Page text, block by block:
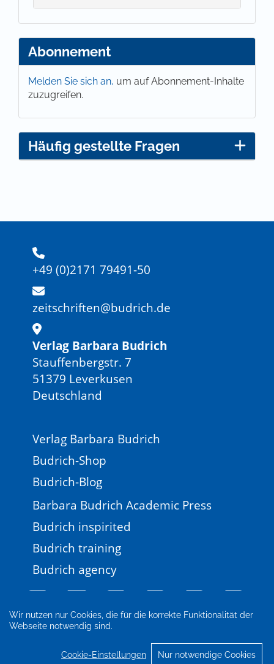
Wir nutzen nur Cookies, die für die korrekte Funktionalität der
Webseite notwendig sind.
Cookie-Einstellungen Nur notwendige Cookies
Abonnement
Melden Sie sich an, um auf Abonnement-Inhalte
zuzugreifen.
Häufig gestellte Fragen
+49 (0)2171 79491-50
zeitschriften@budrich.de
Verlag Barbara Budrich
Stauffenbergstr. 7
51379 Leverkusen
Deutschland
Verlag Barbara Budrich
Budrich-Shop
Budrich-Blog
Barbara Budrich Academic Press
Budrich inspirited
Budrich training
Budrich agency
Impressum
Datenschutz
Cookie-Einstellungen